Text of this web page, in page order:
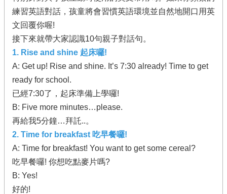
練習英語對話，孩童將會習慣英語環境並自然地開口用英
文回覆你喔!
接下來就帶大家認識10句親子對話句。
1. Rise and shine 起床囉!
A: Get up! Rise and shine. It’s 7:30 already! Time to get
ready for school.
已經7:30了，起床準備上學囉!
B: Five more minutes…please.
再給我5分鐘…拜託..。
2. Time for breakfast 吃早餐囉!
A: Time for breakfast! You want to get some cereal?
吃早餐囉! 你想吃點麥片嗎?
B: Yes!
好的!